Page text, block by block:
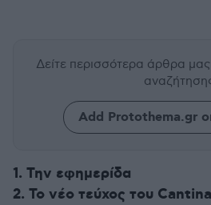
Δείτε περισσότερα άρθρα μας
Add Protothema.gr
1. Την εφημερίδα
2. Το νέο τεύχος του